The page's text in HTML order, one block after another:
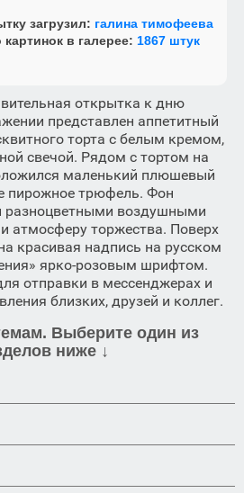
загрузил: галина тимофеева
картинок в галерее: 1867 штук
открытка к дню
представлен аппетитный
торта с белым кремом,
свечой. Рядом с тортом на
маленький плюшевый
пирожное трюфель. Фон
воздушными
торжества. Поверх
красивая надпись на русском
ярко-розовым шрифтом.
отправки в мессенджерах и
близких, друзей и коллег.
Выберите один из
ниже ↓